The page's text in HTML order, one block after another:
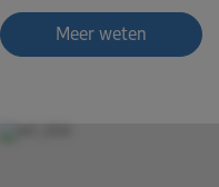
Meer weten